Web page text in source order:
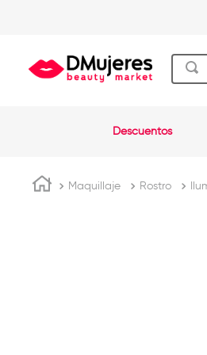
Descuentos
Maquillaje Rostro